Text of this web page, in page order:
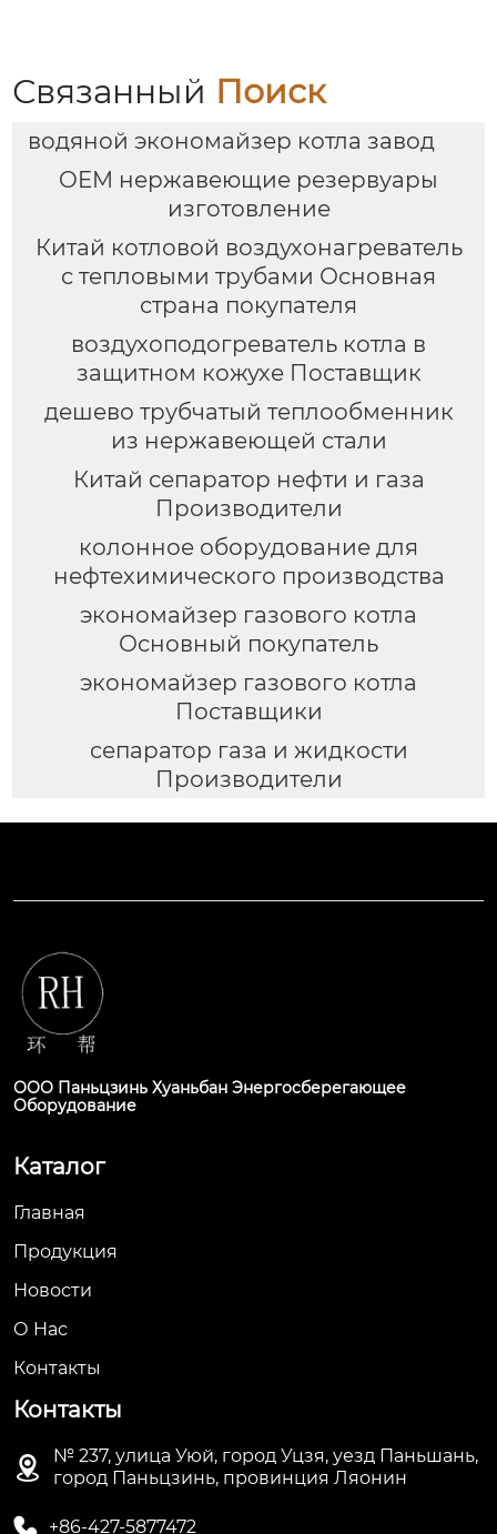
Связанный Поиск
водяной экономайзер котла завод
OEM нержавеющие резервуары
изготовление
Китай котловой воздухонагреватель
с тепловыми трубами Основная
страна покупателя
воздухоподогреватель котла в
защитном кожухе Поставщик
дешево трубчатый теплообменник
из нержавеющей стали
Китай сепаратор нефти и газа
Производители
колонное оборудование для
нефтехимического производства
экономайзер газового котла
Основный покупатель
экономайзер газового котла
Поставщики
сепаратор газа и жидкости
Производители
ООО Паньцзинь Хуаньбан Энергосберегающее
Оборудование
Каталог
Главная
Продукция
Новости
О Hас
Контакты
Контакты

№ 237, улица Уюй, город Уцзя, уезд Паньшань,
город Паньцзинь, провинция Ляонин
 +86-427-5877472